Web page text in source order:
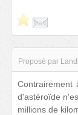
Proposé par Landi
d'astéroïde
millions de